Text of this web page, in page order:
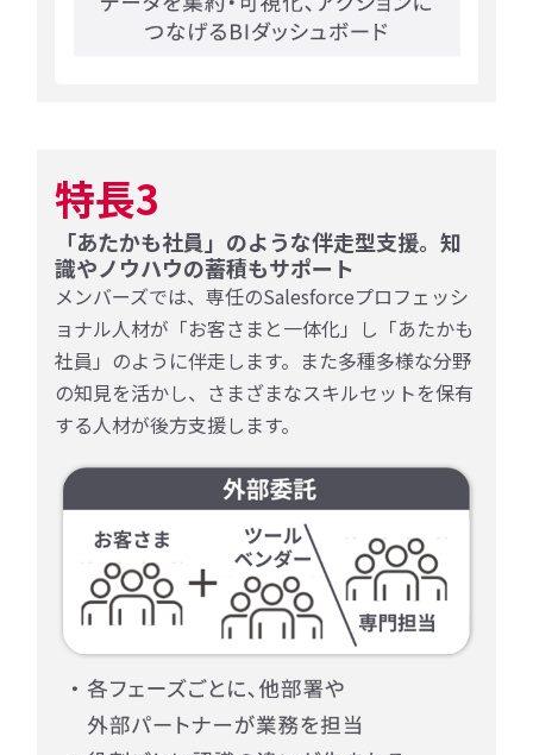
特長3
「あたかも社員」のような伴走型支援。知
識やノウハウの蓄積もサポート
メンバーズでは、専任のSalesforceプロフェッシ
ョナル人材が「お客さまと一体化」し「あたかも
社員」のように伴走します。また多種多様な分野
の知見を活かし、さまざまなスキルセットを保有
する人材が後方支援します。